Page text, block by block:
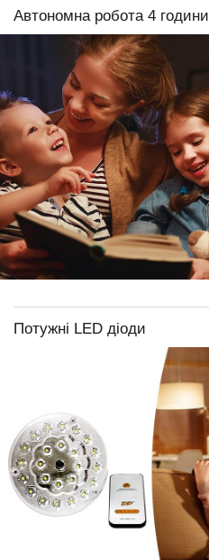
Автономна робота 4 години
Потужні LED діоди